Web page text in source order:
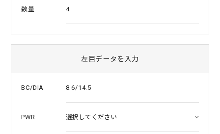
数量 4
左目データを入力
BC/DIA 8.6/14.5
PWR